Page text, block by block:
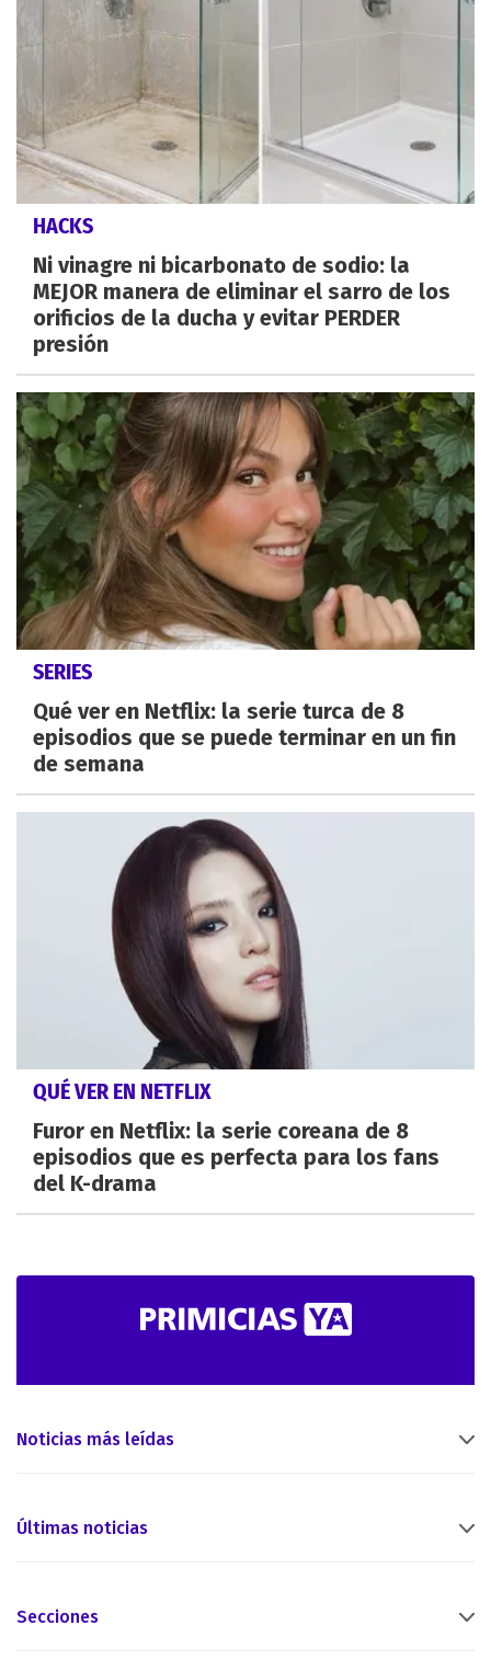
HACKS
Ni vinagre ni bicarbonato de sodio: la
MEJOR manera de eliminar el sarro de los
orificios de la ducha y evitar PERDER
presión
SERIES
Qué ver en Netflix: la serie turca de 8
episodios que se puede terminar en un fin
de semana
QUÉ VER EN NETFLIX
Furor en Netflix: la serie coreana de 8
episodios que es perfecta para los fans
del K-drama
Noticias más leídas
Últimas noticias
Secciones